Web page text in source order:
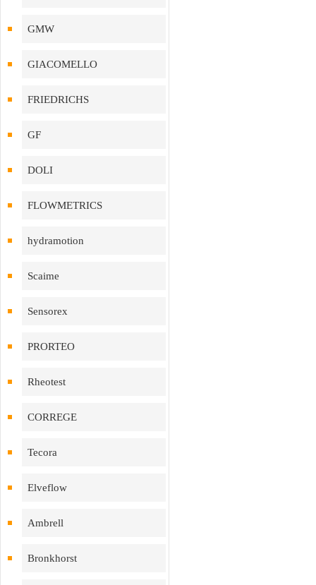
GMW
GIACOMELLO
FRIEDRICHS
GF
DOLI
FLOWMETRICS
hydramotion
Scaime
Sensorex
PRORTEO
Rheotest
CORREGE
Tecora
Elveflow
Ambrell
Bronkhorst